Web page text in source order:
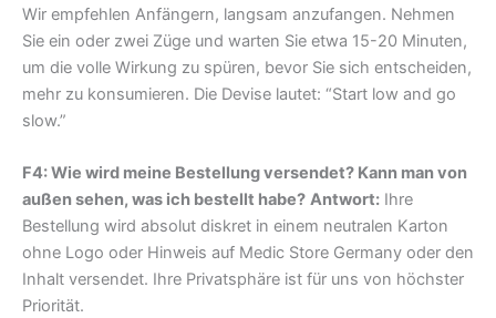
Wir empfehlen Anfängern, langsam anzufangen. Nehmen
Sie ein oder zwei Züge und warten Sie etwa 15-20 Minuten,
um die volle Wirkung zu spüren, bevor Sie sich entscheiden,
mehr zu konsumieren. Die Devise lautet: “Start low and go
slow.”
F4: Wie wird meine Bestellung versendet? Kann man von
außen sehen, was ich bestellt habe? Antwort: Ihre
Bestellung wird absolut diskret in einem neutralen Karton
ohne Logo oder Hinweis auf Medic Store Germany oder den
Inhalt versendet. Ihre Privatsphäre ist für uns von höchster
Priorität.